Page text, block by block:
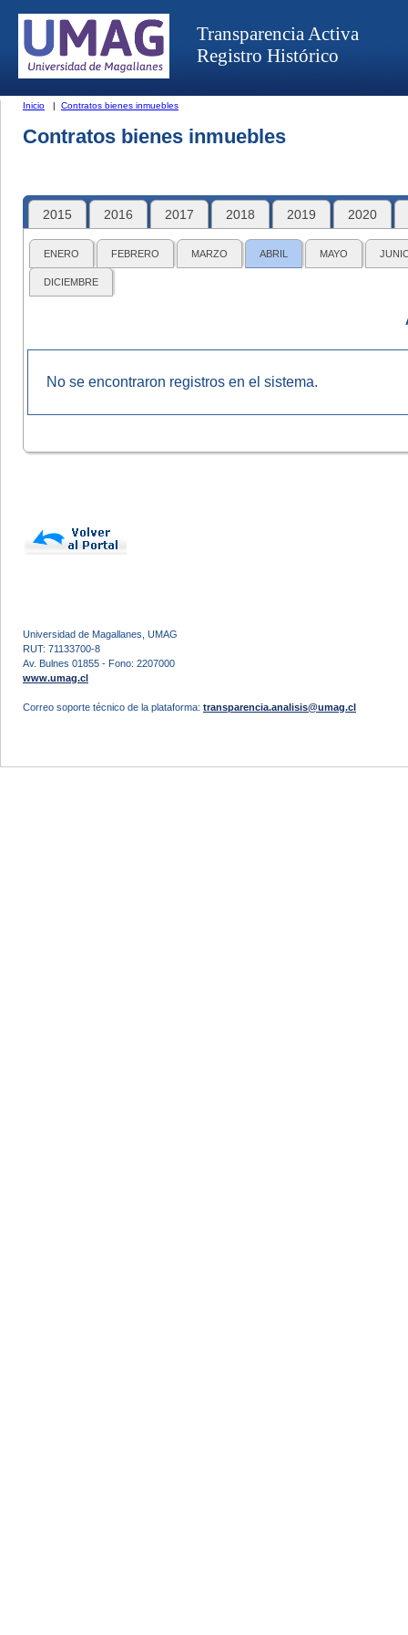
Transparencia Activa
Registro Histórico
Inicio | Contratos bienes inmuebles
Contratos bienes inmuebles
2015 2016 2017 2018 2019 2020
ENERO FEBRERO MARZO ABRIL MAYO
DICIEMBRE
No se encontraron registros en el sistema.
Universidad de Magallanes, UMAG
RUT: 71133700-8
Av. Bulnes 01855 - Fono: 2207000
www.umag.cl
Correo soporte técnico de la plataforma: transparencia.analisis@umag.cl